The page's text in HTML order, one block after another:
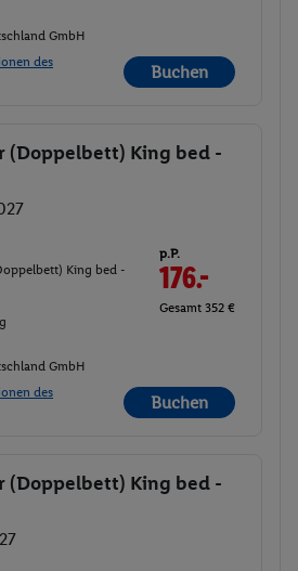
GmbH
des
Buchen
(Doppelbett) King bed -
King bed -
p.P.
176.-
Gesamt 352 €
GmbH
des
Buchen
(Doppelbett) King bed -